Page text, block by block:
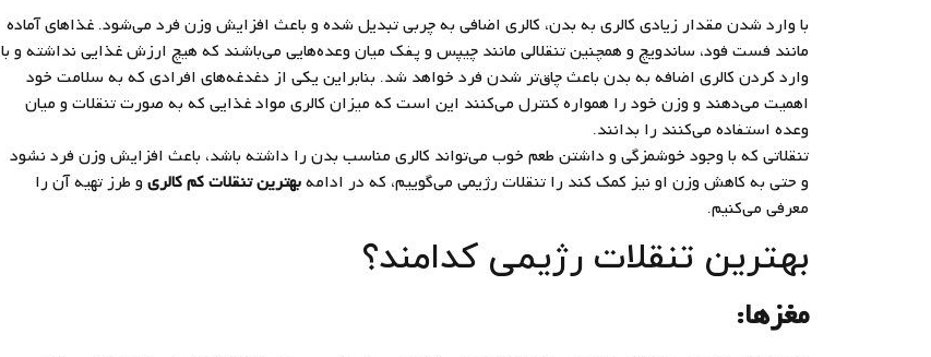
با وارد شدن مقدار زیادی کالری به بدن، کالری اضافی به چربی تبدیل شده و باعث افزایش وزن فرد می‌شود. غذاهای آماده
مانند فست فود، ساندویچ و همچنین تنقلالی مانند چیپس و پفک میان وعده‌هایی می‌باشند که هیچ ارزش غذایی نداشته و با
وارد کردن کالری اضافه به بدن باعث چاق‌تر شدن فرد خواهد شد. بنابراین یکی از دغدغه‌های افرادی که به سلامت خود
اهمیت می‌دهند و وزن خود را همواره کنترل می‌کنند این است که میزان کالری مواد غذایی که به صورت تنقلات و میان
وعده استفاده می‌کنند را بدانند.
تنقلاتی که با وجود خوشمزگی و داشتن طعم خوب می‌تواند کالری مناسب بدن را داشته باشد، باعث افزایش وزن فرد نشود
و حتی به کاهش وزن او نیز کمک کند را تنقلات رژیمی می‌گوییم، که در ادامهبهترین تنقلات کم کالریو طرز تهیه آن را
معرفی می‌کنیم.
بهترین تنقلات رژیمی کدامند؟
مغزها: